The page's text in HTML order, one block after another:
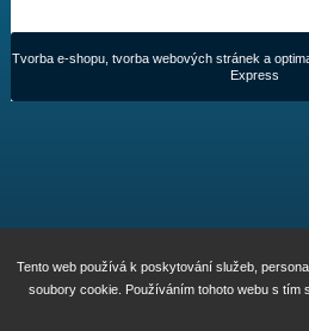
Najít vrtuli
Redukční pouzdra XHS
Kontakty
Tvorba e-shopu, tvorba webových stránek a
Express
Tento web používá k poskytování služeb,
soubory cookie. Používáním tohoto webu s tím